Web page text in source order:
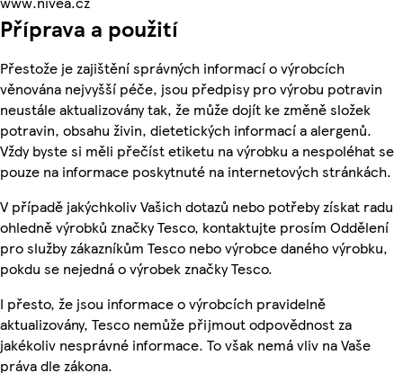
Příprava a použití
Přestože je zajištění správných informací o výrobcích
věnována nejvyšší péče, jsou předpisy pro výrobu potravin
neustále aktualizovány tak, že může dojít ke změně složek
potravin, obsahu živin, dietetických informací a alergenů.
Vždy byste si měli přečíst etiketu na výrobku a nespoléhat se
pouze na informace poskytnuté na internetových stránkách.
V případě jakýchkoliv Vašich dotazů nebo potřeby získat radu
ohledně výrobků značky Tesco, kontaktujte prosím Oddělení
pro služby zákazníkům Tesco nebo výrobce daného výrobku,
pokdu se nejedná o výrobek značky Tesco.
I přesto, že jsou informace o výrobcích pravidelně
aktualizovány, Tesco nemůže přijmout odpovědnost za
jakékoliv nesprávné informace. To však nemá vliv na Vaše
práva dle zákona.